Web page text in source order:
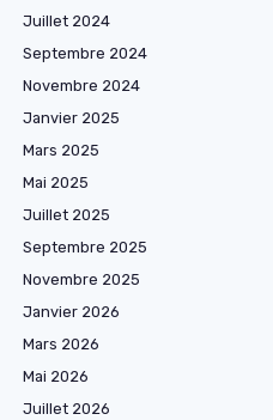
Juillet 2024
Septembre 2024
Novembre 2024
Janvier 2025
Mars 2025
Mai 2025
Juillet 2025
Septembre 2025
Novembre 2025
Janvier 2026
Mars 2026
Mai 2026
Juillet 2026